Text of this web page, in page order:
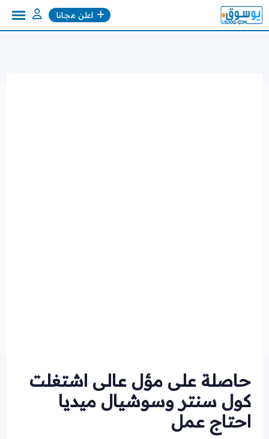
Skip
to
اعلن مجانا
حاصلة على مؤل عالى اشتغلت
كول سنتر وسوشيال ميديا
احتاج عمل